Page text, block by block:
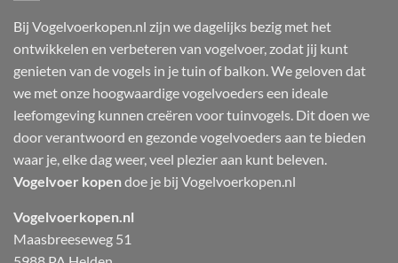
Bij Vogelvoerkopen.nl zijn we dagelijks bezig met het
ontwikkelen en verbeteren van vogelvoer, zodat jij kunt
genieten van de vogels in je tuin of balkon. We geloven dat
we met onze hoogwaardige vogelvoeders een ideale
leefomgeving kunnen creëren voor tuinvogels. Dit doen we
door verantwoord en gezonde vogelvoeders aan te bieden
waar je, elke dag weer, veel plezier aan kunt beleven.
Vogelvoer kopendoe je bij Vogelvoerkopen.nl
Vogelvoerkopen.nl
Maasbreeseweg 51